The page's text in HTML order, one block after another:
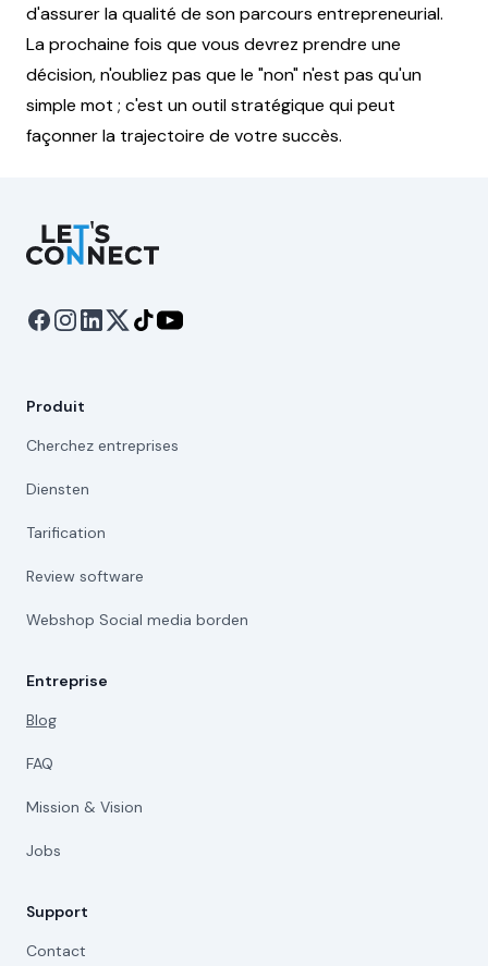
d'assurer la qualité de son parcours entrepreneurial.
La prochaine fois que vous devrez prendre une
décision, n'oubliez pas que le "non" n'est pas qu'un
simple mot ; c'est un outil stratégique qui peut
façonner la trajectoire de votre succès.
Let's Connect
Produit
Cherchez entreprises
Diensten
Tarification
Review software
Webshop Social media borden
Entreprise
Blog
FAQ
Mission & Vision
Jobs
Support
Contact